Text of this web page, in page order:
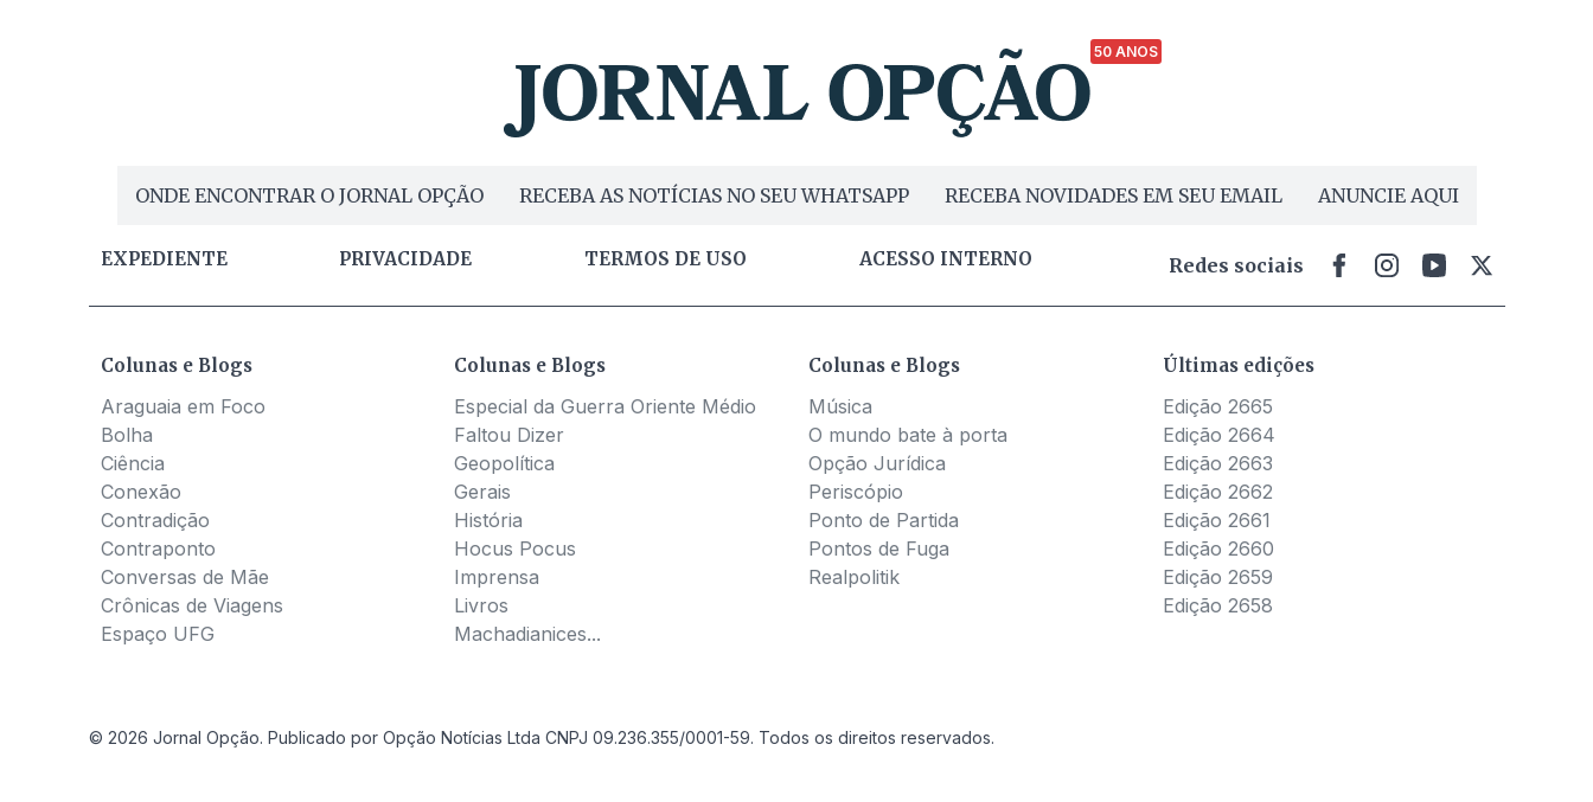
50 ANOS
ONDE ENCONTRAR O JORNAL OPÇÃO RECEBA AS NOTÍCIAS NO SEU WHATSAPP RECEBA NOVIDADES EM SEU EMAIL ANUNCIE AQUI
EXPEDIENTE PRIVACIDADE TERMOS DE USO ACESSO INTERNO Redes sociais
Colunas e Blogs
Araguaia em Foco
Bolha
Ciência
Conexão
Contradição
Contraponto
Conversas de Mãe
Crônicas de Viagens
Espaço UFG
Colunas e Blogs
Especial da Guerra Oriente Médio
Faltou Dizer
Geopolítica
Gerais
História
Hocus Pocus
Imprensa
Livros
Machadianices...
Colunas e Blogs
Música
O mundo bate à porta
Opção Jurídica
Periscópio
Ponto de Partida
Pontos de Fuga
Realpolitik
Últimas edições
Edição 2665
Edição 2664
Edição 2663
Edição 2662
Edição 2661
Edição 2660
Edição 2659
Edição 2658
© 2026 Jornal Opção. Publicado por Opção Notícias Ltda CNPJ 09.236.355/0001-59. Todos os direitos reservados.